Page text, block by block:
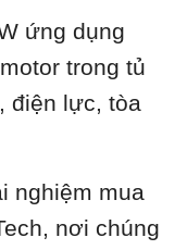
ứng dụng
trong tủ
điện lực, tòa
nghiệm mua
nơi chúng